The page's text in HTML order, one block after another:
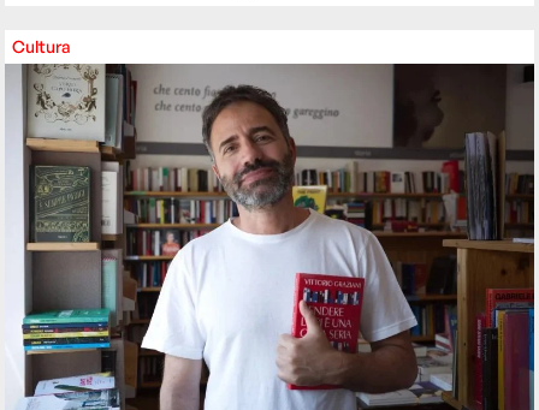
Cultura